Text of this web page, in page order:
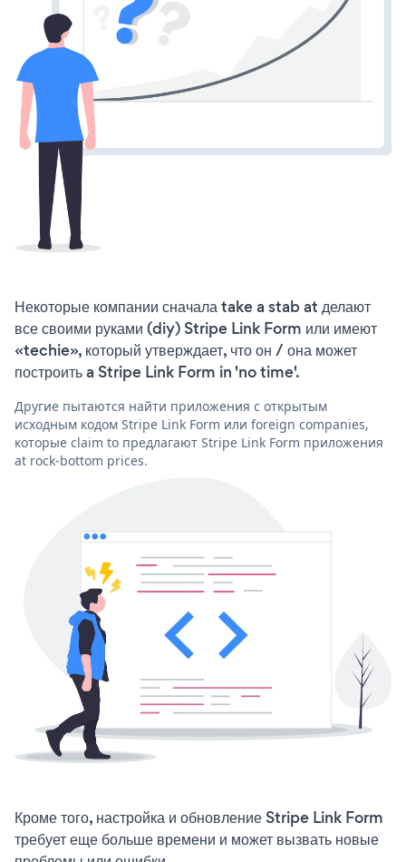
Некоторые компании сначала take a stab at делают
все своими руками (diy) Stripe Link Form или имеют
«techie», который утверждает, что он / она может
построить a Stripe Link Form in 'no time'.
Другие пытаются найти приложения с открытым
исходным кодом Stripe Link Form или foreign companies,
которые claim to предлагают Stripe Link Form приложения
at rock-bottom prices.
Кроме того, настройка и обновление Stripe Link Form
требует еще больше времени и может вызвать новые